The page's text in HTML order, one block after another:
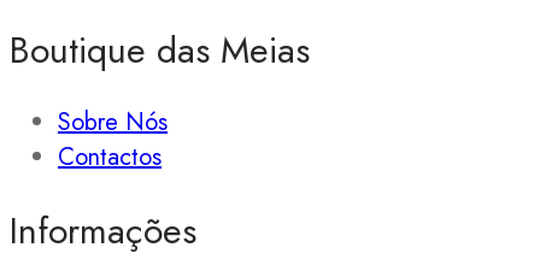
Boutique das Meias
Sobre Nós
Contactos
Informações